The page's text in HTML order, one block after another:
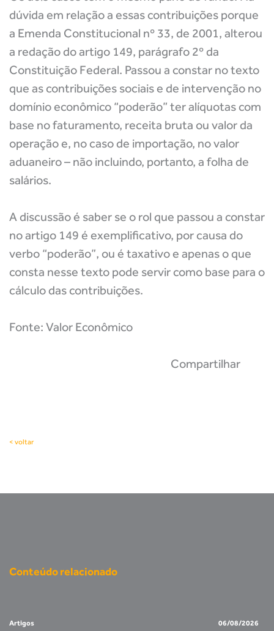
dúvida em relação a essas contribuições porque
a Emenda Constitucional nº 33, de 2001, alterou
a redação do artigo 149, parágrafo 2º da
Constituição Federal. Passou a constar no texto
que as contribuições sociais e de intervenção no
domínio econômico “poderão” ter alíquotas com
base no faturamento, receita bruta ou valor da
operação e, no caso de importação, no valor
aduaneiro – não incluindo, portanto, a folha de
salários.
A discussão é saber se o rol que passou a constar
no artigo 149 é exemplificativo, por causa do
verbo “poderão”, ou é taxativo e apenas o que
consta nesse texto pode servir como base para o
cálculo das contribuições.
Fonte: Valor Econômico
Compartilhar
< voltar
Conteúdo relacionado
Artigos 06/08/2026